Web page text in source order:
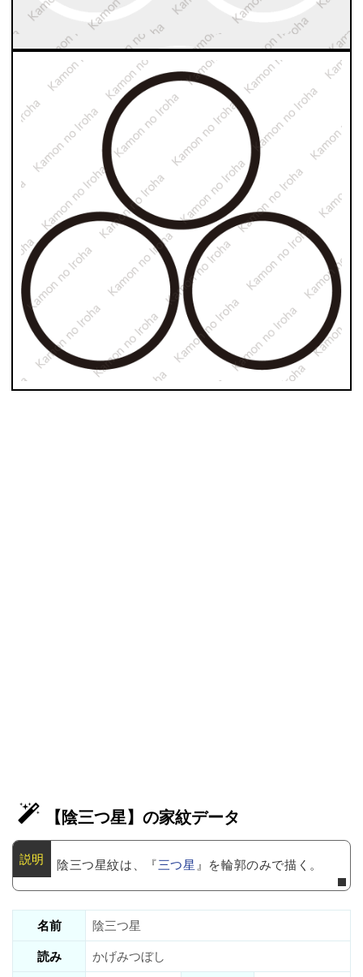
【陰三つ星】の家紋データ
陰三つ星紋は、『三つ星』を輪郭のみで描く。
名前
陰三つ星
読み
かげみつぼし